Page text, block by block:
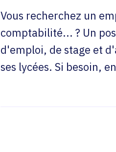
Vous recherchez un
comptabilité... ? Un
d'emploi, de stage et
ses lycées. Si besoin,